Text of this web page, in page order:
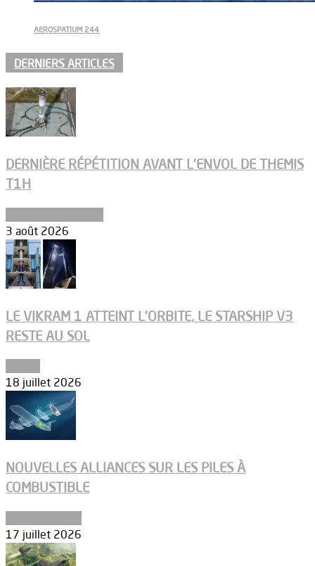
AEROSPATIUM 244
DERNIERS ARTICLES
DERNIÈRE RÉPÉTITION AVANT L’ENVOL DE THEMIS
T1H
3 août 2026
LE VIKRAM 1 ATTEINT L’ORBITE, LE STARSHIP V3
RESTE AU SOL
18 juillet 2026
NOUVELLES ALLIANCES SUR LES PILES À
COMBUSTIBLE
17 juillet 2026